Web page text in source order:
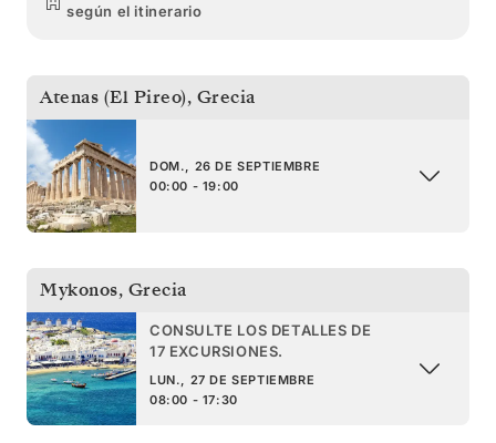
según el itinerario
Atenas (El Pireo), Grecia
DOM., 26 DE SEPTIEMBRE
00:00 - 19:00
Mykonos, Grecia
CONSULTE LOS DETALLES DE
17 EXCURSIONES.
LUN., 27 DE SEPTIEMBRE
08:00 - 17:30